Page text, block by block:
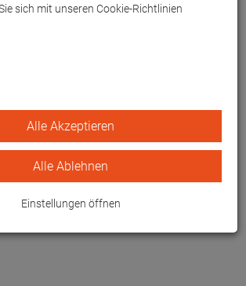
mit
Befestigung,
von Krücken und Gehstöcken
sich mit unseren Cookie-Richtlinien
Alle Akzeptieren
Alle Ablehnen
Einstellungen öffnen